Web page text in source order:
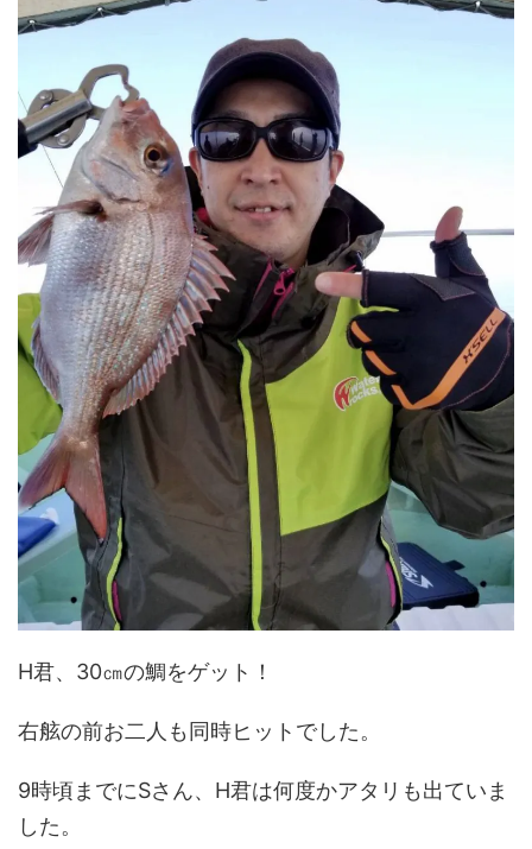
H君、30㎝の鯛をゲット！
右舷の前お二人も同時ヒットでした。
9時頃までにSさん、H君は何度かアタリも出ていま
した。